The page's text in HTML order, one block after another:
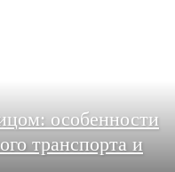
особенности
транспорта и